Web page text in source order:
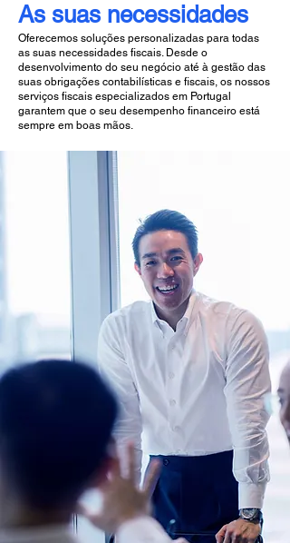
As suas necessidades
Oferecemos soluções personalizadas para todas
as suas necessidades fiscais. Desde o
desenvolvimento do seu negócio até à gestão das
suas obrigações contabilísticas e fiscais, os nossos
serviços fiscais especializados em Portugal
garantem que o seu desempenho financeiro está
sempre em boas mãos.